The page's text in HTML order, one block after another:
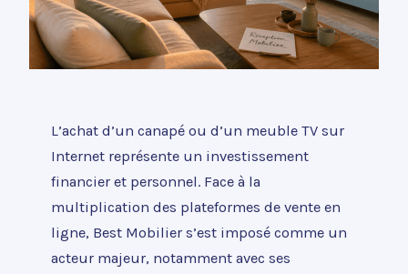
L’achat d’un canapé ou d’un meuble TV sur
Internet représente un investissement
financier et personnel. Face à la
multiplication des plateformes de vente en
ligne, Best Mobilier s’est imposé comme un
acteur majeur, notamment avec ses